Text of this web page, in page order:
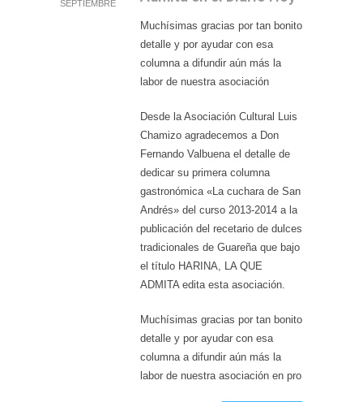
SEPTIEMBRE
Muchísimas gracias por tan bonito
detalle y por ayudar con esa
columna a difundir aún más la
labor de nuestra asociación
Desde la Asociación Cultural Luis
Chamizo agradecemos a Don
Fernando Valbuena el detalle de
dedicar su primera columna
gastronómica «La cuchara de San
Andrés» del curso 2013-2014 a la
publicación del recetario de dulces
tradicionales de Guareña que bajo
el título HARINA, LA QUE
ADMITA edita esta asociación.
Muchísimas gracias por tan bonito
detalle y por ayudar con esa
columna a difundir aún más la
labor de nuestra asociación en pro